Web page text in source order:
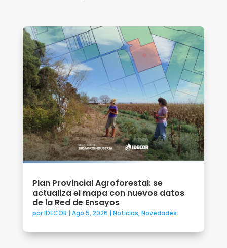
Plan Provincial Agroforestal: se
actualiza el mapa con nuevos datos
de la Red de Ensayos
porIDECOR | Ago 5, 2026 | Noticias,Novedades